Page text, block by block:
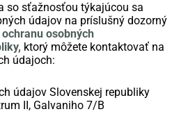
so sťažnosťou týkajúcou sa
údajov na príslušný dozorný
osobných
, ktorý môžete kontaktovať na
údajoch:
údajov Slovenskej republiky
II, Galvaniho 7/B